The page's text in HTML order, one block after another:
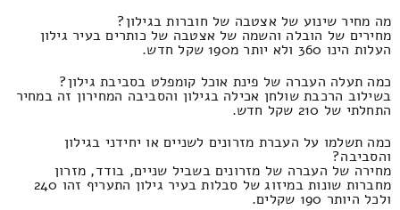
מה מחיר שינוע של אצטבה של חוברות בגילון?
מחירים של הובלה והשמה של אצטבה של כותרים בעיר גילון
העלות הינו 360 ולא יותר מ190 שקל חדש.
כמה תעלה העברה של פינת אוכל קומפלט בסביבת גילון?
בשילוב הרכבת שולחן אכילה בגילון והסביבה המחירון זה במחיר
התחלתי של 210 שקל חדש.
כמה תשלמו על העברת מזרונים לשניים או יחידני בגילון
והסביבה?
מחירה של העברה של מזרונים בשביל שניים, בודד, מזרון
מחברות שונות במיזוג של סבלות בעיר גילון התעריף זהו 240
ולכל היותר 190 שקלים.